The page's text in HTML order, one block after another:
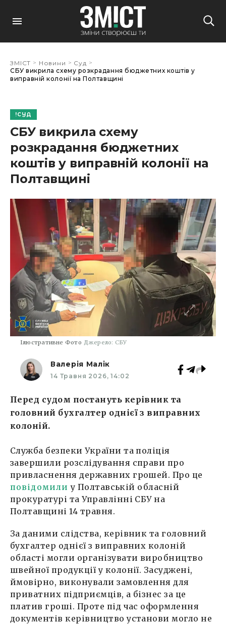
ЗМІСТ > Новини > Суд >
СБУ викрила схему розкрадання бюджетних коштів у
виправній колонії на Полтавщині
СУД
СБУ викрила схему
розкрадання бюджетних
коштів у виправній колонії на
Полтавщині
Ілюстративне Фото Джерело: СБУ
Валерія Малік
14 Травня 2026, 14:02
Перед судом постануть керівник та
головний бухгалтер однієї з виправних
колоній.
Служба безпеки України та поліція
завершили розслідування справи про
привласнення державних грошей. Про це
повідомили у Полтавській обласній
прокуратурі та Управлінні СБУ на
Полтавщині 14 травня.
За даними слідства, керівник та головний
бухгалтер однієї з виправних колоній
області могли організувати виробництво
швейної продукції у колонії. Засуджені,
ймовірно, виконували замовлення для
приватних підприємців, а бізнес за це
платив гроші. Проте під час оформлення
документів керівництво установи могло не